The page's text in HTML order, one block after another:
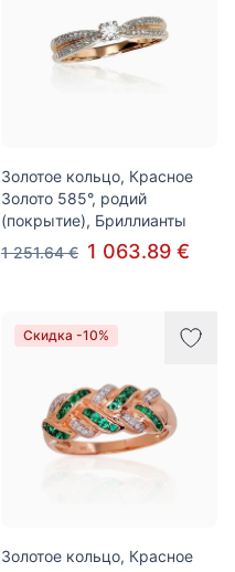
Золотое кольцо, Красное
Золото 585°, родий
(покрытие), Бриллианты
1 251.64 € 1 063.89 €
Скидка -10%
Золотое кольцо, Красное